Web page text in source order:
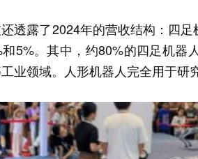
透露了2024年的营收结构：四
5%。其中，约80%的四足机器
业领域。人形机器人完全用于研